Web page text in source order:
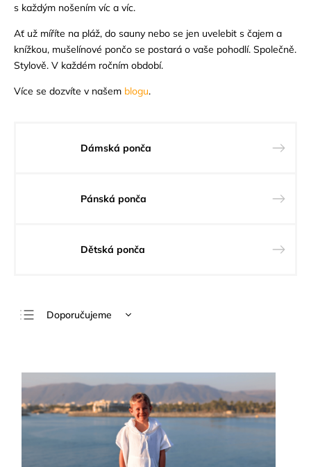
s každým nošením víc a víc.
Ať už míříte na pláž, do sauny nebo se jen uvelebit s čajem a
knížkou, mušelínové pončo se postará o vaše pohodlí. Společně.
Stylově. V každém ročním období.
Více se dozvíte v našem blogu.
Dámská ponča
Pánská ponča
Dětská ponča
Doporučujeme
Nejprodávanější
Abecedně